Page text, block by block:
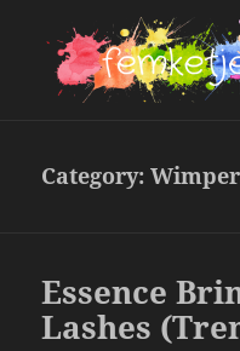
Category:
Essence
Lashes